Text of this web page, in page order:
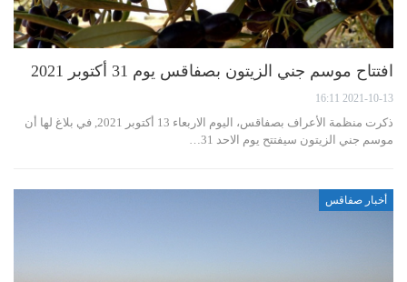
افتتاح موسم جني الزيتون بصفاقس يوم 31 أكتوبر 2021
2021-10-13 16:11
ذكرت منظمة الأعراف بصفاقس، اليوم الاربعاء 13 أكتوبر 2021, في بلاغ لها أن
موسم جني الزيتون سيفتتح يوم الاحد 31…
أخبار صفاقس